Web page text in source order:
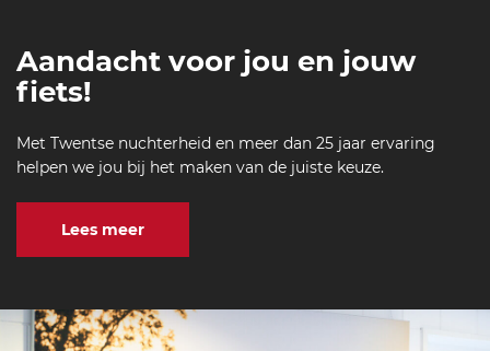
Aandacht voor jou en jouw
fiets!
Met Twentse nuchterheid en meer dan 25 jaar ervaring
helpen we jou bij het maken van de juiste keuze.
Lees meer